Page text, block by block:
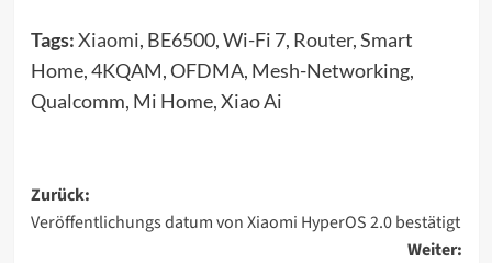
Tags:Xiaomi, BE6500, Wi-Fi 7, Router, Smart
Home, 4KQAM, OFDMA, Mesh-Networking,
Qualcomm, Mi Home, Xiao Ai
Beitragsnavigation
Zurück:
Veröffentlichungs datum von Xiaomi HyperOS 2.0 bestätigt
Weiter: